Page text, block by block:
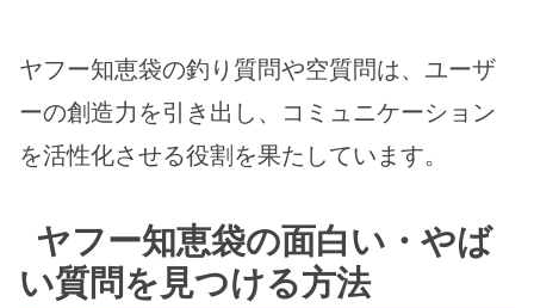
ヤフー知恵袋の釣り質問や空質問は、ユーザ
ーの創造力を引き出し、コミュニケーション
を活性化させる役割を果たしています。
ヤフー知恵袋の面白い・やば
い質問を見つける方法